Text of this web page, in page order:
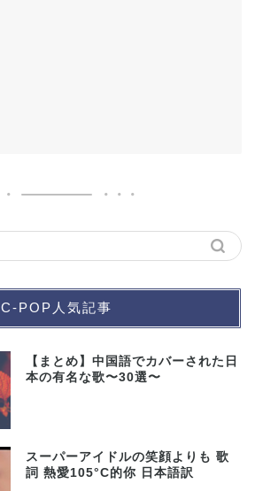
C-POP人気記事
【まとめ】中国語でカバーされた日
本の有名な歌〜30選〜
スーパーアイドルの笑顔よりも 歌
詞 熱愛105°C的你 日本語訳